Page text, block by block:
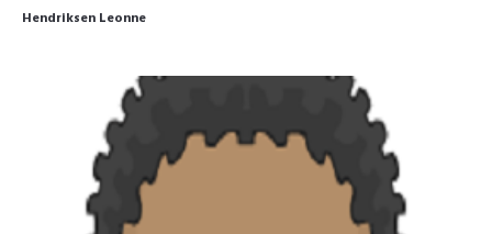
Hendriksen Leonne